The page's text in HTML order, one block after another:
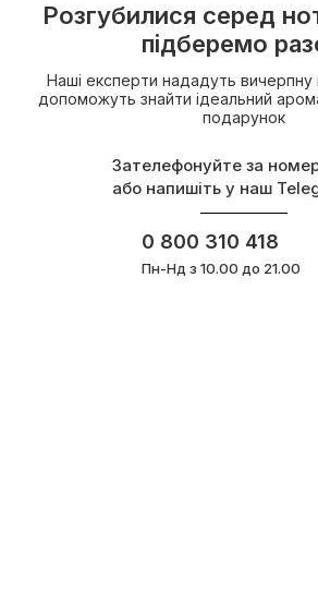
Розгубилися серед
підберемо
Наші експерти нададуть вичерпну
допоможуть знайти ідеальний
подарунок
Зателефонуйте за
або напишіть у наш
0 800 310 418
Пн-Нд з 10.00 до 21.00